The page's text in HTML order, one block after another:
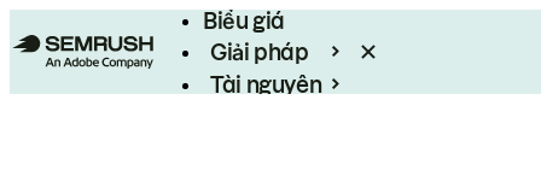
Biểu giá
Giải pháp
Tài nguyên